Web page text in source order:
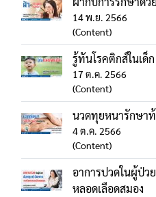
14 พ.ย. 2566
(Content)
รู้ทันโรคติกส์ในเด็
17 ต.ค. 2566
(Content)
นวดทุยหนารักษา
4 ต.ค. 2566
(Content)
อาการปวดในผู้ป่
หลอดเลือดสมอง